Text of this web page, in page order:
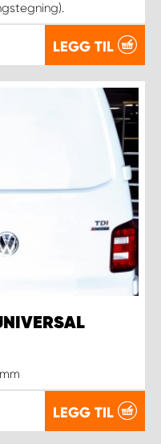
LEGG TIL
LEGG TIL